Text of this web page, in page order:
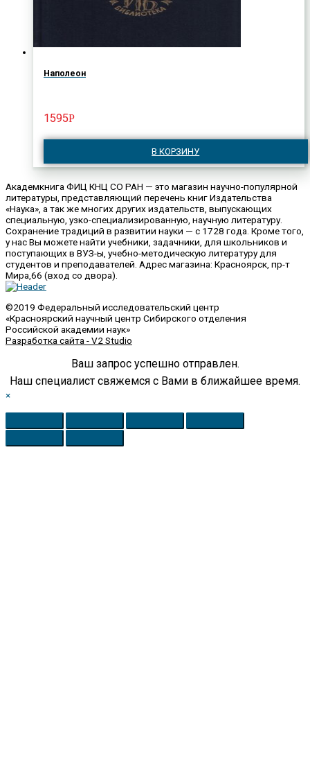
Наполеон
1595Р
В КОРЗИНУ
Академкнига ФИЦ КНЦ СО РАН — это магазин научно-популярной
литературы, представляющий перечень книг Издательства
«Наука», а так же многих других издательств, выпускающих
специальную, узко-специализированную, научную литературу.
Сохранение традиций в развитии науки — с 1728 года. Кроме того,
у нас Вы можете найти учебники, задачники, для школьников и
поступающих в ВУЗ-ы, учебно-методическую литературу для
студентов и преподавателей. Адрес магазина: Красноярск, пр-т
Мира,66 (вход со двора).
©2019 Федеральный исследовательский центр
«Красноярский научный центр Сибирского отделения
Российской академии наук»
Разработка сайта - V2 Studio
Ваш запрос успешно отправлен.
Наш специалист свяжемся с Вами в ближайшее время.
×